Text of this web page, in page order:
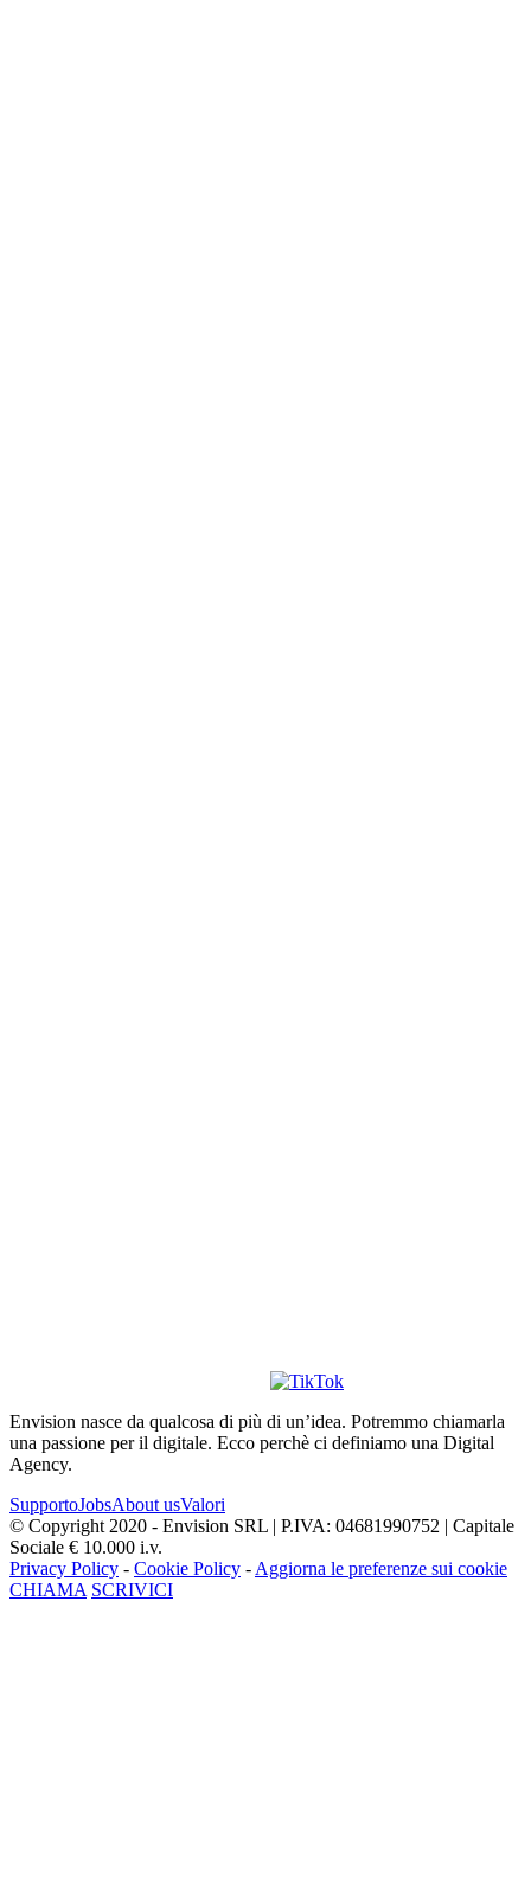
Envision nasce da qualcosa di più di un’idea. Potremmo chiamarla
una passione per il digitale. Ecco perchè ci definiamo una Digital
Agency.
SupportoJobsAbout usValori
© Copyright 2020 - Envision SRL | P.IVA: 04681990752 | Capitale
Sociale € 10.000 i.v.
Privacy Policy - Cookie Policy - Aggiorna le preferenze sui cookie
CHIAMA SCRIVICI